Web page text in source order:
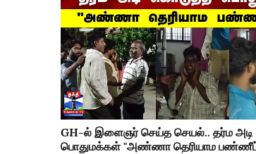
GH-ல் இளைஞர் செய்த செயல்.. தர்ம
பொதுமக்கள் "அண்ணா தெரியாம